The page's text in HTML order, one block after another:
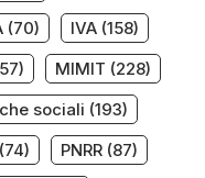
(70) IVA (158)
MIMIT (228)
sociali (193)
(74) PNRR (87)